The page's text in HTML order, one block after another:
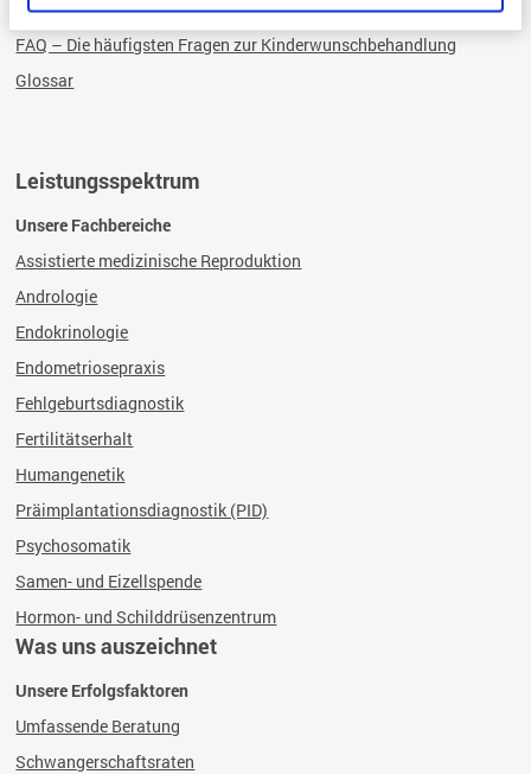
Fragen und Antworten
FAQ – Die häufigsten Fragen zur Kinderwunschbehandlung
Glossar
Leistungsspektrum
Unsere Fachbereiche
Assistierte medizinische Reproduktion
Andrologie
Endokrinologie
Endometriosepraxis
Fehlgeburtsdiagnostik
Fertilitätserhalt
Humangenetik
Präimplantationsdiagnostik (PID)
Psychosomatik
Samen- und Eizellspende
Hormon- und Schilddrüsenzentrum
Was uns auszeichnet
Unsere Erfolgsfaktoren
Umfassende Beratung
Schwangerschaftsraten